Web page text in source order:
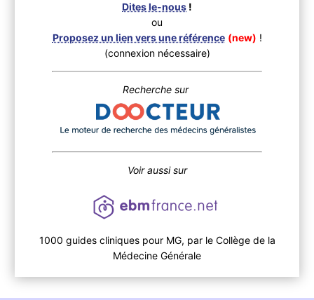
Dites le-nous !
ou
Proposez un lien vers une référence (new) !
(connexion nécessaire)
Recherche sur
Voir aussi sur
1000 guides cliniques pour MG, par le Collège de la
Médecine Générale